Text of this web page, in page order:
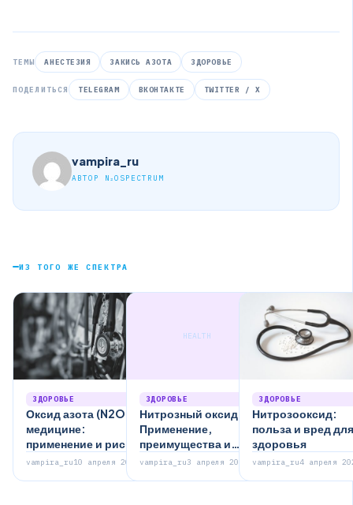
ТЕМЫ АНЕСТЕЗИЯ ЗАКИСЬ АЗОТА ЗДОРОВЬЕ
ПОДЕЛИТЬСЯ TELEGRAM ВКОНТАКТЕ TWITTER / X
vampira_ru
АВТОР N₂OSPECTRUM
ИЗ ТОГО ЖЕ СПЕКТРА
ЗДОРОВЬЕ
Оксид азота (N2O) в
медицине:
применение и риски
vampira_ru10 апреля 2026
HEALTH
ЗДОРОВЬЕ
Нитрозный оксид:
Применение,
преимущества и
риски для здоровья
vampira_ru3 апреля 2026
ЗДОРОВЬЕ
Нитрозооксид:
польза и вред
здоровья
vampira_ru4 апреля